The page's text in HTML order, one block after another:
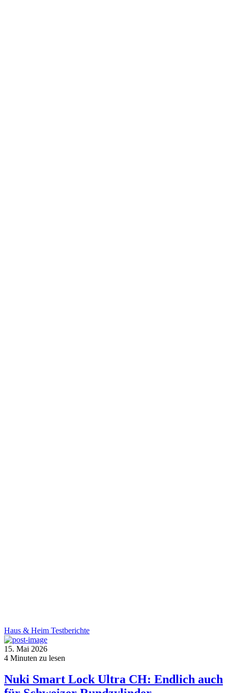
Haus & Heim Testberichte
15. Mai 2026
4 Minuten zu lesen
Nuki Smart Lock Ultra CH: Endlich auch